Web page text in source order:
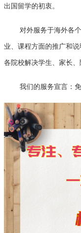
出国留学的初衷。
对外服务于海外各
业、课程方面的推广和
各院校解决学生、家长、
我们的服务宣言：